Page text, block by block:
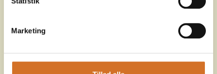
Marketing